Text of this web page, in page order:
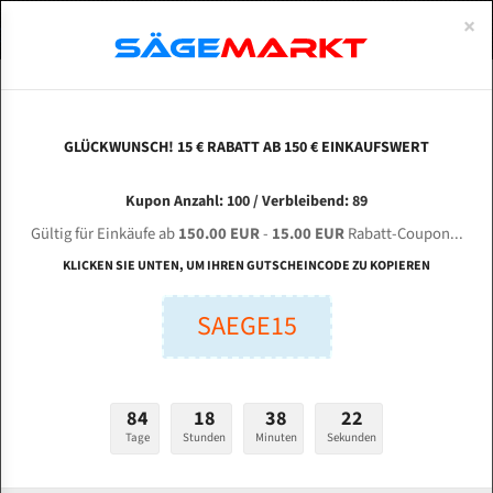
JAESPA Concept 420 HAP für 5300 mm Bi-Metall
Bandsägeblätter
Länge (mm):
Stärken + Zahnteilung:
mm
ABOUTS
ENGLISH
Bi-Metall Meterware
Fleischerei Bandsägeblätter
Bandmesser Glatt Meterware
Konvex Meterware
×
GLÜCKWUNSCH! 15 € RABATT AB 150 € EINKAUFSWERT
Kupon Anzahl: 100 / Verbleibend: 89
Gültig für Einkäufe ab150.00 EUR- 15.00 EURRabatt-Coupon...
KLICKEN SIE UNTEN, UM IHREN GUTSCHEINCODE ZU KOPIEREN
SAEGE15
84
Tage
18
Stunden
38
Minuten
21
Sekunden